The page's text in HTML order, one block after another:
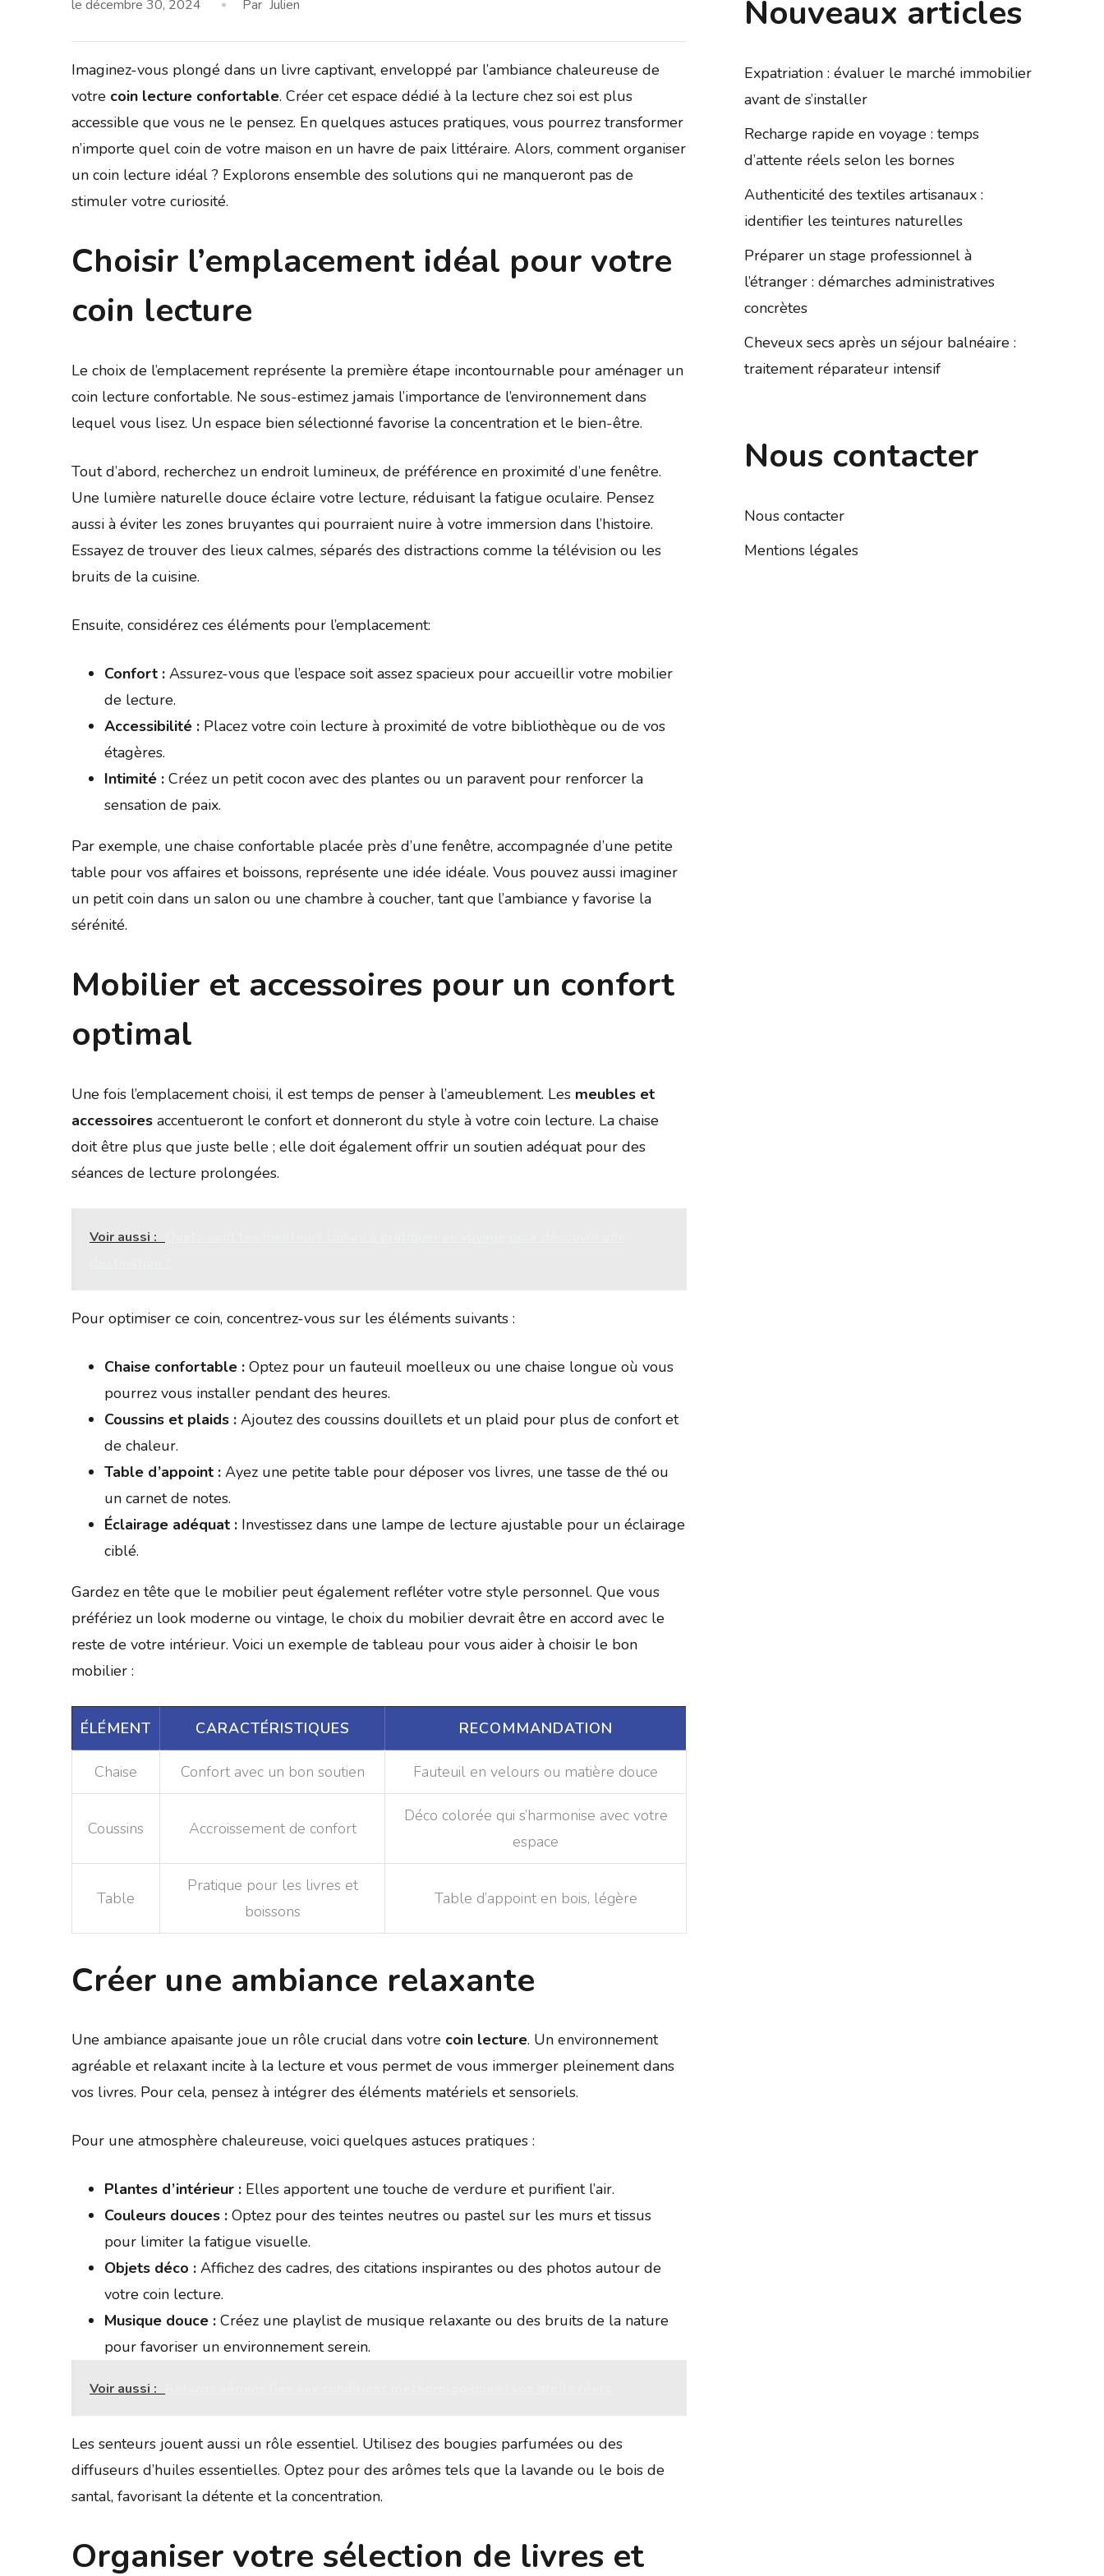
le décembre 30, 2024 Par Julien
Imaginez-vous plongé dans un livre captivant, enveloppé par l’ambiance chaleureuse de
votre coin lecture confortable. Créer cet espace dédié à la lecture chez soi est plus
accessible que vous ne le pensez. En quelques astuces pratiques, vous pourrez transformer
n’importe quel coin de votre maison en un havre de paix littéraire. Alors, comment organiser
un coin lecture idéal ? Explorons ensemble des solutions qui ne manqueront pas de
stimuler votre curiosité.
Choisir l’emplacement idéal pour votre
coin lecture
Le choix de l’emplacement représente la première étape incontournable pour aménager un
coin lecture confortable. Ne sous-estimez jamais l’importance de l’environnement dans
lequel vous lisez. Un espace bien sélectionné favorise la concentration et le bien-être.
Tout d’abord, recherchez un endroit lumineux, de préférence en proximité d’une fenêtre.
Une lumière naturelle douce éclaire votre lecture, réduisant la fatigue oculaire. Pensez
aussi à éviter les zones bruyantes qui pourraient nuire à votre immersion dans l’histoire.
Essayez de trouver des lieux calmes, séparés des distractions comme la télévision ou les
bruits de la cuisine.
Ensuite, considérez ces éléments pour l’emplacement:
Confort : Assurez-vous que l’espace soit assez spacieux pour accueillir votre mobilier
de lecture.
Accessibilité : Placez votre coin lecture à proximité de votre bibliothèque ou de vos
étagères.
Intimité : Créez un petit cocon avec des plantes ou un paravent pour renforcer la
sensation de paix.
Par exemple, une chaise confortable placée près d’une fenêtre, accompagnée d’une petite
table pour vos affaires et boissons, représente une idée idéale. Vous pouvez aussi imaginer
un petit coin dans un salon ou une chambre à coucher, tant que l’ambiance y favorise la
sérénité.
Mobilier et accessoires pour un confort
optimal
Une fois l’emplacement choisi, il est temps de penser à l’ameublement. Les meubles et
accessoires accentueront le confort et donneront du style à votre coin lecture. La chaise
doit être plus que juste belle ; elle doit également offrir un soutien adéquat pour des
séances de lecture prolongées.
Voir aussi :
Pour optimiser ce coin, concentrez-vous sur les éléments suivants :
Chaise confortable : Optez pour un fauteuil moelleux ou une chaise longue où vous
pourrez vous installer pendant des heures.
Coussins et plaids : Ajoutez des coussins douillets et un plaid pour plus de confort et
de chaleur.
Table d’appoint : Ayez une petite table pour déposer vos livres, une tasse de thé ou
un carnet de notes.
Éclairage adéquat : Investissez dans une lampe de lecture ajustable pour un éclairage
ciblé.
Gardez en tête que le mobilier peut également refléter votre style personnel. Que vous
préfériez un look moderne ou vintage, le choix du mobilier devrait être en accord avec le
reste de votre intérieur. Voici un exemple de tableau pour vous aider à choisir le bon
mobilier :
ÉLÉMENT CARACTÉRISTIQUES RECOMMANDATION
Chaise Confort avec un bon soutien Fauteuil en velours ou matière douce
Coussins Accroissement de confort
Déco colorée qui s’harmonise avec votre
espace
Table
Pratique pour les livres et
boissons
Table d’appoint en bois, légère
Créer une ambiance relaxante
Une ambiance apaisante joue un rôle crucial dans votre coin lecture. Un environnement
agréable et relaxant incite à la lecture et vous permet de vous immerger pleinement dans
vos livres. Pour cela, pensez à intégrer des éléments matériels et sensoriels.
Pour une atmosphère chaleureuse, voici quelques astuces pratiques :
Plantes d’intérieur : Elles apportent une touche de verdure et purifient l’air.
Couleurs douces : Optez pour des teintes neutres ou pastel sur les murs et tissus
pour limiter la fatigue visuelle.
Objets déco : Affichez des cadres, des citations inspirantes ou des photos autour de
votre coin lecture.
Musique douce : Créez une playlist de musique relaxante ou des bruits de la nature
pour favoriser un environnement serein.
Voir aussi :
Les senteurs jouent aussi un rôle essentiel. Utilisez des bougies parfumées ou des
diffuseurs d’huiles essentielles. Optez pour des arômes tels que la lavande ou le bois de
santal, favorisant la détente et la concentration.
Organiser votre sélection de livres et
Nouveaux articles
Expatriation : évaluer le marché immobilier
avant de s’installer
Recharge rapide en voyage : temps
d’attente réels selon les bornes
Authenticité des textiles artisanaux :
identifier les teintures naturelles
Préparer un stage professionnel à
l’étranger : démarches administratives
concrètes
Cheveux secs après un séjour balnéaire :
traitement réparateur intensif
Nous contacter
Nous contacter
Mentions légales